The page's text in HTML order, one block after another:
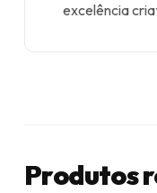
excelência
Produtos